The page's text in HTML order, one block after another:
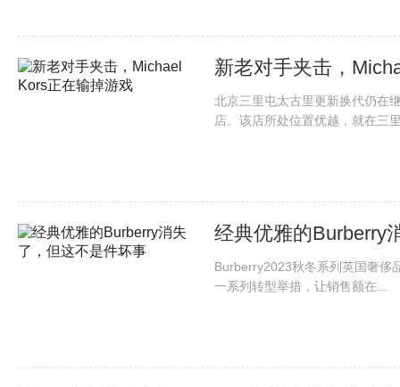
新老对手夹击，
北京三里屯太古里更新换代仍在
店。该店所处位置优越，就在三
经典优雅的Burberry
Burberry2023秋冬系列英国奢侈
一系列转型举措，让销售额在...